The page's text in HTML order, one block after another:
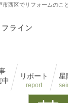
西区でリフォームの
リポート
report
星